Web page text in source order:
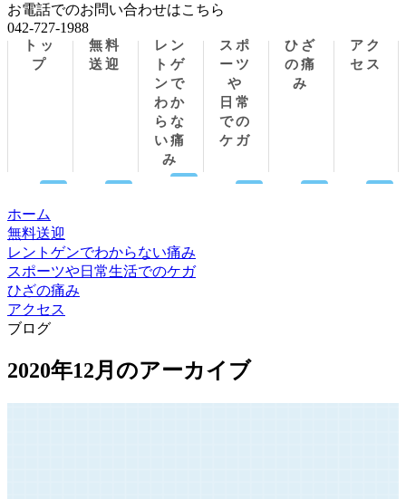
お電話でのお問い合わせはこちら
042-727-1988
トッ
プ
無料
送迎
レン
トゲ
ンで
わか
らな
い痛
み
スポ
ーツ
や
日常
での
ケガ
ひざ
の痛
み
アク
セス
ホーム
無料送迎
レントゲンでわからない痛み
スポーツや日常生活でのケガ
ひざの痛み
アクセス
ブログ
2020年12月のアーカイブ